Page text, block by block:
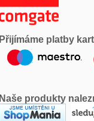
Přijímáme platby
Naše produkty